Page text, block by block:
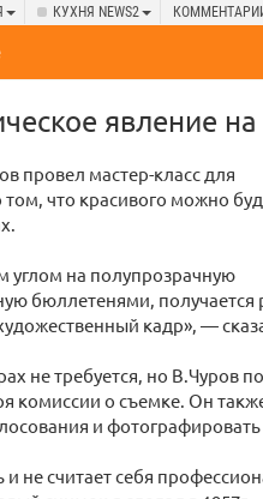
КУХНЯ NEWS2
явление
провел мастер-класс для
что красивого можно
углом на полупрозрачную
бюллетенями, получается
кадр», —
не требуется, но В.Чуров
комиссии о съемке. Он
и
и не считает себя